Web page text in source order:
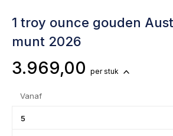
1 troy ounce gouden
munt 2026
3.969,00 per stuk
Vanaf
5